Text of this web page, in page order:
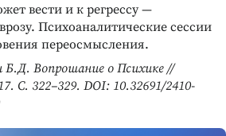
вести и к регрессу —
Психоаналитические сессии
переосмысления.
Б.Д. Вопрошание о Психике //
С. 322–329. DOI: 10.32691/2410-